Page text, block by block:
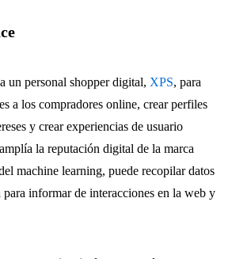
un personal shopper digital, XPS, para
a los compradores online, crear perfiles
y crear experiencias de usuario
la reputación digital de la marca
machine learning, puede recopilar datos
para informar de interacciones en la web y